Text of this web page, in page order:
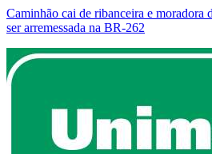
Caminhão cai de ribanceira e moradora
ser arremessada na BR-262